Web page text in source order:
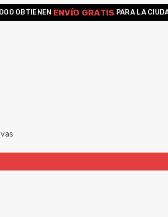
OBTIENEN ENVÍO GRATIS PARA LA